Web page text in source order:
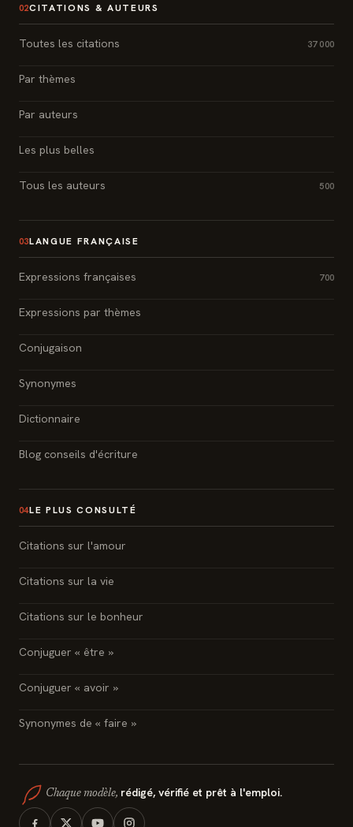
02CITATIONS & AUTEURS
Toutes les citations 37 000
Par thèmes
Par auteurs
Les plus belles
Tous les auteurs 500
03LANGUE FRANÇAISE
Expressions françaises 700
Expressions par thèmes
Conjugaison
Synonymes
Dictionnaire
Blog conseils d'écriture
04LE PLUS CONSULTÉ
Citations sur l'amour
Citations sur la vie
Citations sur le bonheur
Conjuguer « être »
Conjuguer « avoir »
Synonymes de « faire »
Chaque modèle, rédigé, vérifié et prêt à l'emploi.